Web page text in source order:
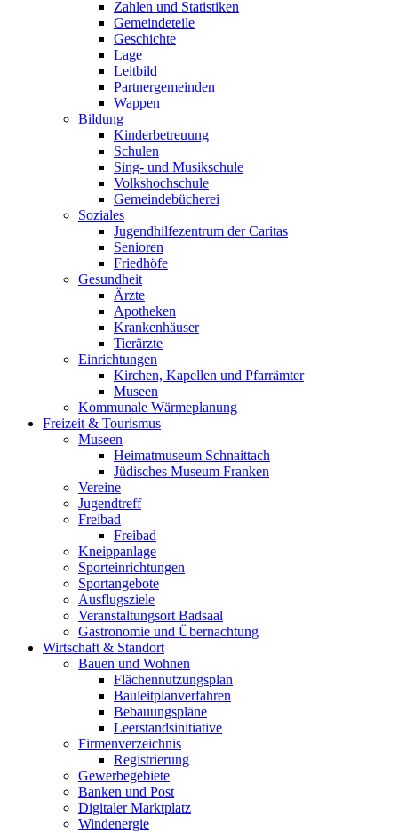
Zahlen und Statistiken
Gemeindeteile
Geschichte
Lage
Leitbild
Partnergemeinden
Wappen
Bildung
Kinderbetreuung
Schulen
Sing- und Musikschule
Volkshochschule
Gemeindebücherei
Soziales
Jugendhilfezentrum der Caritas
Senioren
Friedhöfe
Gesundheit
Ärzte
Apotheken
Krankenhäuser
Tierärzte
Einrichtungen
Kirchen, Kapellen und Pfarrämter
Museen
Kommunale Wärmeplanung
Freizeit & Tourismus
Museen
Heimatmuseum Schnaittach
Jüdisches Museum Franken
Vereine
Jugendtreff
Freibad
Freibad
Kneippanlage
Sporteinrichtungen
Sportangebote
Ausflugsziele
Veranstaltungsort Badsaal
Gastronomie und Übernachtung
Wirtschaft & Standort
Bauen und Wohnen
Flächennutzungsplan
Bauleitplanverfahren
Bebauungspläne
Leerstandsinitiative
Firmenverzeichnis
Registrierung
Gewerbegebiete
Banken und Post
Digitaler Marktplatz
Windenergie